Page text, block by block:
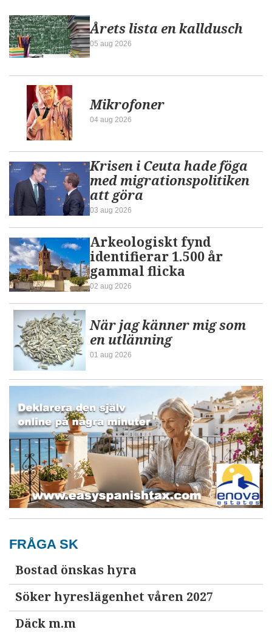
Årets lista en kalldusch
05 aug 2026
Mikrofoner
04 aug 2026
Krisen i Ceuta hade föga
med migrationspolitiken
att göra
03 aug 2026
Arkeologiskt fynd
identifierar 1.500 år
gammal flicka
02 aug 2026
När jag känner mig som
en utlänning
01 aug 2026
FRÅGA SK
Bostad önskas hyra
Söker hyreslägenhet våren 2027
Däck m.m